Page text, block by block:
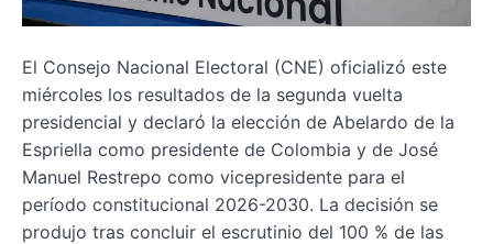
El Consejo Nacional Electoral (CNE) oficializó este
miércoles los resultados de la segunda vuelta
presidencial y declaró la elección de Abelardo de la
Espriella como presidente de Colombia y de José
Manuel Restrepo como vicepresidente para el
período constitucional 2026-2030. La decisión se
produjo tras concluir el escrutinio del 100 % de las